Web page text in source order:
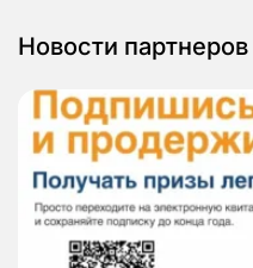
Новости партнеров